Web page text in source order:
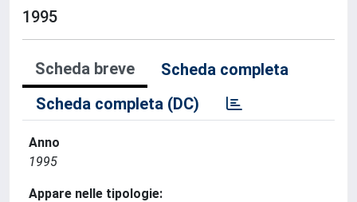
1995
Scheda breve
Scheda completa
Scheda completa (DC)
Anno
1995
Appare nelle tipologie: